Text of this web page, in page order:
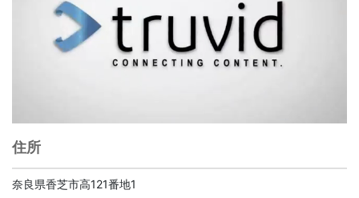
住所
奈良県香芝市高121番地1